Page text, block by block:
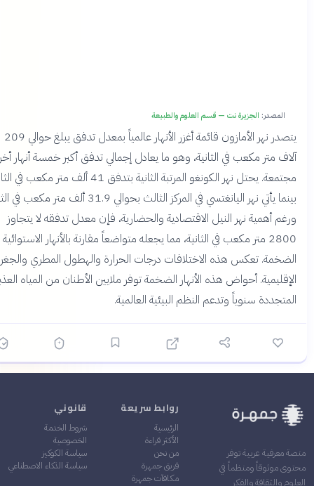
الجزيرة نت — قسم العلوم والطبيعة
يتصدر نهر الأمازون قائمة أغزر الأنهار عالمياً بمعدل تدفق يبلغ حوالي 209
متر مكعب في الثانية، وهو ما يعادل إجمالي تدفق أكبر خمسة أنهار أخرى
مجتمعة. يحتل نهر الكونغو المرتبة الثانية بتدفق 41 ألف متر مكعب في الثانية،
بينما يأتي نهر اليانغتسي في المركز الثالث بحوالي 31.9 ألف متر مكعب في الثانية.
أهمية نهر النيل الاقتصادية والحضارية، فإن معدل تدفقه لا يتجاوز
2800 متر مكعب في الثانية، مما يجعله متواضعاً مقارنة بالأنهار الاستوائية
تعكس هذه الاختلافات درجات الحرارة والهطول المطري والجغرافيا
أحواض هذه الأنهار الضخمة توفر ملايين الأطنان من المياه العذبة
سنوياً وتدعم النظم البيئية العالمية.
عربية توفر
موثوقاً ومنظماً في
والثقافة والفكر
روابط سريعة
الأكثر قراءة
فريق جمهرة
مكافآت جمهرة
قانوني
شروط الخدمة
الخصوصية
سياسة الكوكيز
سياسة الذكاء الاصطناعي